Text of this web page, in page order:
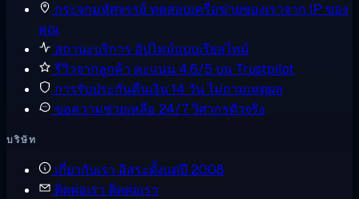
กระจกมหัศจรรย์ ทดสอบเครือข่ายของเราจาก IP ของ
คุณ
สถานะบริการ อัปไทม์แบบเรียลไทม์
รีวิวจากลูกค้า คะแนน 4.6/5 บน Trustpilot
การรับประกันคืนเงิน14 วัน ไม่ถามเหตุผล
ขอความช่วยเหลือ 24/7 วิศวกรตัวจริง
บริษัท
เกี่ยวกับเรา อิสระตั้งแต่ปี 2008
ติดต่อเรา ติดต่อเรา